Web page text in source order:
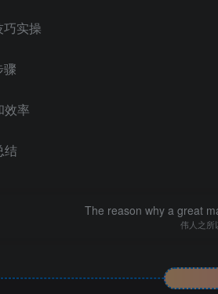
巧实操
骤
效率
结
The reason why a great
伟人之所